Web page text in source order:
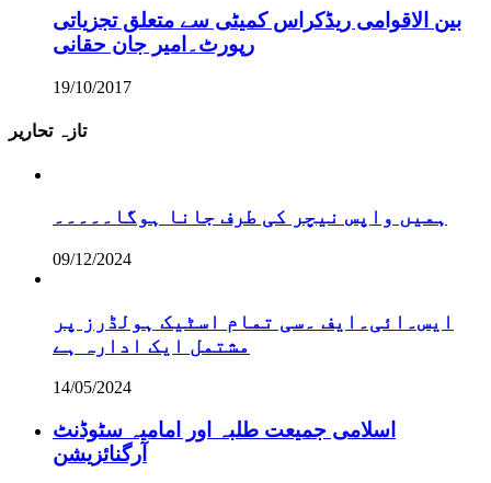
بین الاقوامی ریڈکراس کمیٹی سے متعلق تجزیاتی
رپورٹ۔امیر جان حقانی
19/10/2017
تازہ تحاریر
ہمیں واپس نیچر کی طرف جانا ہوگا۔۔۔۔۔
09/12/2024
ایس۔ائی۔ایف ۔سی تمام اسٹیک ہولڈرز پر
مشتمل ایک ادارہ ہے
14/05/2024
اسلامی جمیعت طلبہ اور امامیہ سٹوڈنٹ
آرگنائزیشن